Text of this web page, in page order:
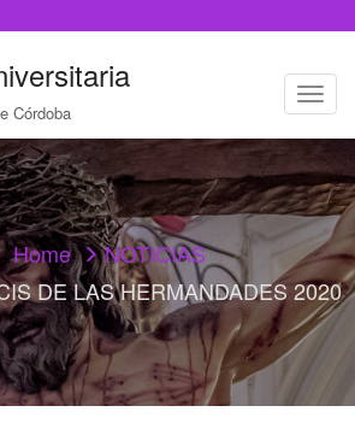
Córdoba
T
o
g
l
e
n
a
v
i
g
a
t
Home
NOTICIAS
DE LAS HERMANDADES 2020